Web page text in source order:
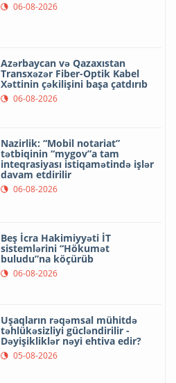
06-08-2026
Azərbaycan və Qazaxıstan
Transxəzər Fiber-Optik Kabel
Xəttinin çəkilişini başa çatdırıb
06-08-2026
Nazirlik: “Mobil notariat”
tətbiqinin “mygov”a tam
inteqrasiyası istiqamətində işlər
davam etdirilir
06-08-2026
Beş İcra Hakimiyyəti İT
sistemlərini “Hökumət
buludu”na köçürüb
06-08-2026
Uşaqların rəqəmsal mühitdə
təhlükəsizliyi gücləndirilir -
Dəyişikliklər nəyi ehtiva edir?
05-08-2026